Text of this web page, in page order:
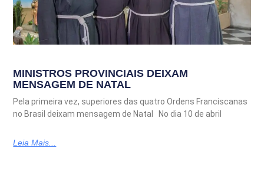
MINISTROS PROVINCIAIS DEIXAM
MENSAGEM DE NATAL
Pela primeira vez, superiores das quatro Ordens Franciscanas
no Brasil deixam mensagem de Natal No dia 10 de abril
Leia Mais...